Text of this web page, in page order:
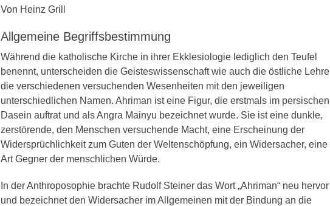
on
Von Heinz Grill
Allgemeine Begriffsbestimmung
Während die katholische Kirche in ihrer Ekklesiologie lediglich den Teufel
benennt, unterscheiden die Geisteswissenschaft wie auch die östliche Lehre
die verschiedenen versuchenden Wesenheiten mit den jeweiligen
unterschiedlichen Namen. Ahriman ist eine Figur, die erstmals im persischen
Dasein auftrat und als Angra Mainyu bezeichnet wurde. Sie ist eine dunkle,
zerstörende, den Menschen versuchende Macht, eine Erscheinung der
Widersprüchlichkeit zum Guten der Weltenschöpfung, ein Widersacher, eine
Art Gegner der menschlichen Würde.
In der Anthroposophie brachte Rudolf Steiner das Wort ­„Ahriman“ neu hervor
und bezeichnet den Widersacher im Allgemeinen mit der Bindung an die